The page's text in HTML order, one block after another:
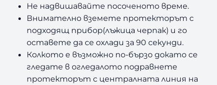
Не надвишавайте посоченото време.
Внимателно вземете протекторът с
подходящ прибор(лъжица черпак) и го
оставете да се охлади за 90 секунди.
Колкото е възможно по-бързо докато се
гледате в огледалото подравнете
протекторът с централната линия на